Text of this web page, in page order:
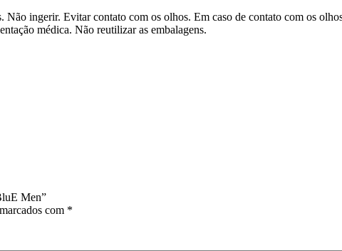
ingerir. Evitar contato com os olhos. Em caso de contato com os
médica. Não reutilizar as embalagens.
Men”
com *